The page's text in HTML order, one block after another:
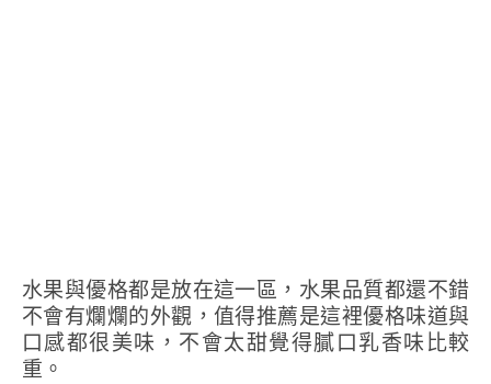
水果與優格都是放在這一區，水果品質都還不錯
不會有爛爛的外觀，值得推薦是這裡優格味道與
口感都很美味，不會太甜覺得膩口乳香味比較
重。